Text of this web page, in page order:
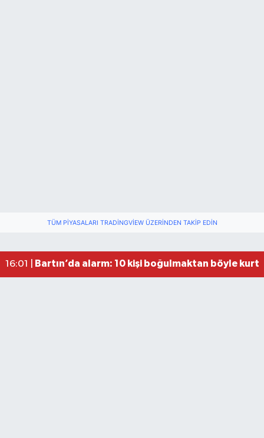
TÜM PIYASALARI TRADINGVIEW ÜZERINDEN TAKIP EDIN
16:01 |
Bartın’da alarm: 10 kişi boğulmaktan böyle